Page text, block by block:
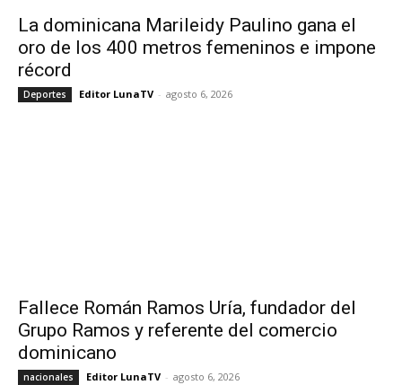
La dominicana Marileidy Paulino gana el
oro de los 400 metros femeninos e impone
récord
Deportes Editor LunaTV - agosto 6, 2026
Fallece Román Ramos Uría, fundador del
Grupo Ramos y referente del comercio
dominicano
nacionales Editor LunaTV - agosto 6, 2026